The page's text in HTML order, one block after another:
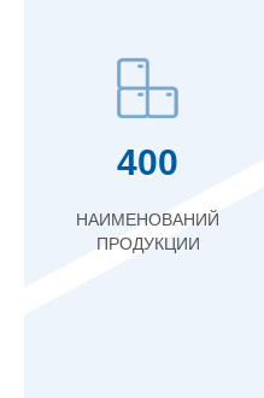
400
НАИМЕНОВАНИЙ
ПРОДУКЦИИ